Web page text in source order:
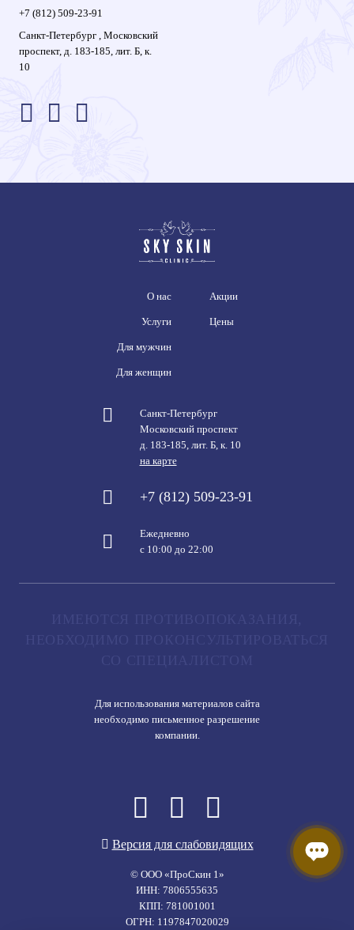
+7 (812) 509-23-91
Санкт-Петербург , Московский
проспект, д. 183-185, лит. Б, к.
10
О нас
Услуги
Для мужчин
Для женщин
Акции
Цены
Санкт-Петербург
Московский проспект
д. 183-185, лит. Б, к. 10
на карте
+7 (812) 509-23-91
Ежедневно
с 10:00 до 22:00
Для использования материалов сайта
необходимо письменное разрешение
компании.
Версия для слабовидящих
© ООО «ПроСкин 1»
ИНН: 7806555635
КПП: 781001001
ОГРН: 1197847020029